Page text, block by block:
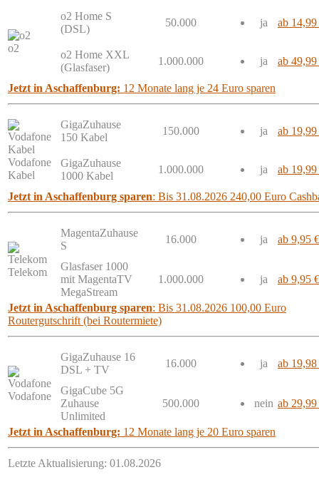
o2
o2 Home S
(DSL)
50.000 ja ab 14,99
o2 Home XXL
(Glasfaser)
1.000.000 ja ab 49,99
Jetzt in Aschaffenburg: 12 Monate lang je 24 Euro sparen
Vodafone
Kabel
GigaZuhause
150 Kabel
150.000 ja ab 19,99
GigaZuhause
1000 Kabel
1.000.000 ja ab 19,99
Jetzt in Aschaffenburg sparen: Bis 31.08.2026 240,00 Euro
Telekom
MagentaZuhause
S
16.000 ja ab 9,95 €
Glasfaser 1000
mit MagentaTV
MegaStream
1.000.000 ja ab 9,95 €
Jetzt in Aschaffenburg sparen: Bis 31.08.2026 100,00 Euro
Routergutschrift (bei Routermiete)
Vodafone
GigaZuhause 16
DSL + TV
16.000 ja ab 19,98
GigaCube 5G
Zuhause
Unlimited
500.000 nein ab 29,99
Jetzt in Aschaffenburg: 12 Monate lang je 20 Euro sparen
Letzte Aktualisierung: 01.08.2026